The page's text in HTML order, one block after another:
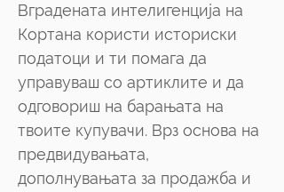
Вградената интелигенција на
Кортана користи историски
податоци и ти помага да
управуваш со артиклите и да
одговориш на барањата на
твоите купувачи. Врз основа на
предвидувањата,
дополнувањата за продажба и